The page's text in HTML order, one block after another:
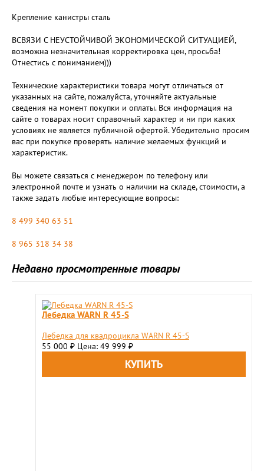
Крепление канистры сталь
ВСВЯЗИ С НЕУСТОЙЧИВОЙ ЭКОНОМИЧЕСКОЙ СИТУАЦИЕЙ,
возможна незначительная корректировка цен, просьба!
Отнестись с пониманием)))
Технические характеристики товара могут отличаться от
указанных на сайте, пожалуйста, уточняйте актуальные
сведения на момент покупки и оплаты. Вся информация на
сайте о товарах носит справочный характер и ни при каких
условиях не является публичной офертой. Убедительно просим
вас при покупке проверять наличие желаемых функций и
характеристик.
Вы можете связаться с менеджером по телефону или
электронной почте и узнать о наличии на складе, стоимости, а
также задать любые интересующие вопросы:
8 499 340 63 51
8 965 318 34 38
Недавно просмотренные товары
Лебедка WARN R 45-S
Лебедка для квадроцикла WARN R 45-S
55 000 ₽ Цена: 49 999 ₽